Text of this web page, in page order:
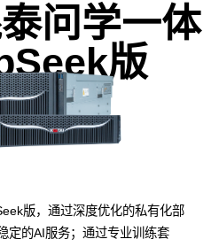
问学一体
版
版，通过深度优化的私有化部
定的AI服务；通过专业训练套